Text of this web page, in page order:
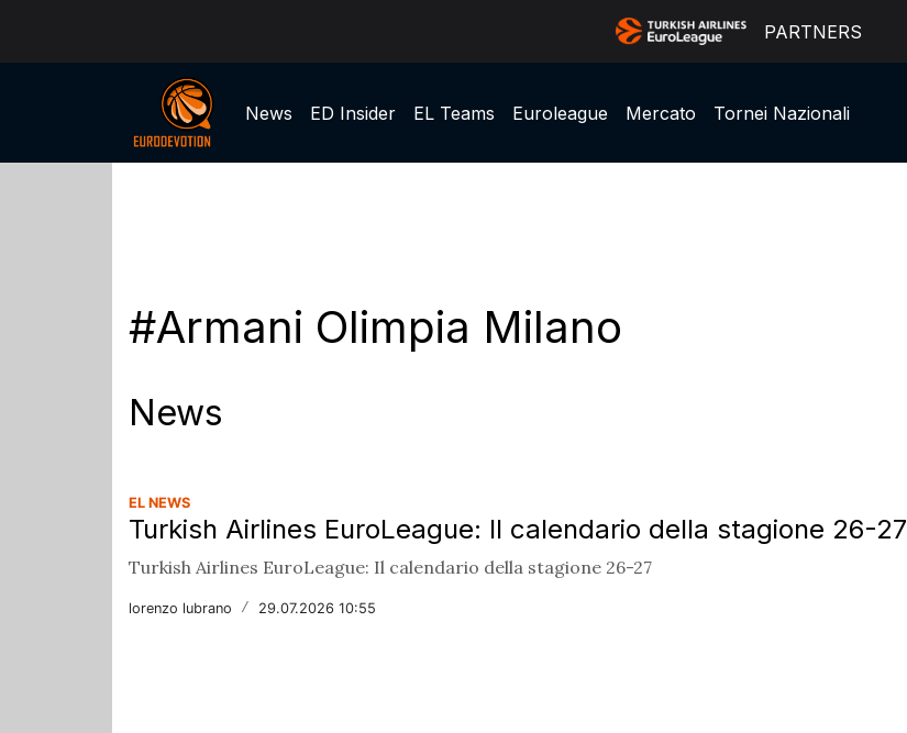
PARTNERS
News ED Insider EL Teams Euroleague Mercato Tornei Nazionali
#Armani Olimpia Milano
News
EL NEWS
Turkish Airlines EuroLeague: Il calendario della stagione 26-27
Turkish Airlines EuroLeague: Il calendario della stagione 26-27
lorenzo lubrano / 29.07.2026 10:55